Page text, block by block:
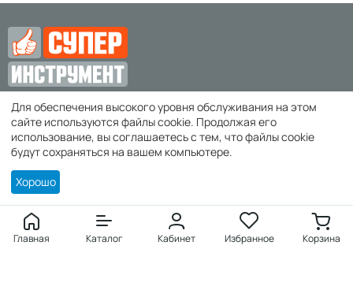
Главная Каталог Кабинет Избранное Корзина
zakaz@super-instrument.ru
г. Симферополь,
Покупателю
Войти
Для обеспечения высокого уровня обслуживания на этом
сайте используются файлы cookie. Продолжая его
использование, вы соглашаетесь с тем, что файлы cookie
будут сохраняться на вашем компьютере.
Хорошо